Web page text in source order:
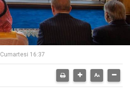
16:37